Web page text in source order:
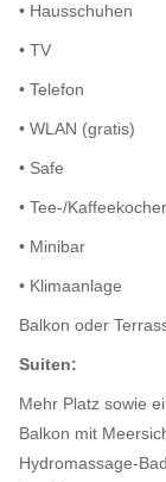
• Hausschuhen
• TV
• Telefon
• WLAN (gratis)
• Safe
• Tee-/Kaffeekocher
• Minibar
• Klimaanlage
Balkon oder
Suiten:
Mehr Platz sowie
Balkon mit
Hydromassage-